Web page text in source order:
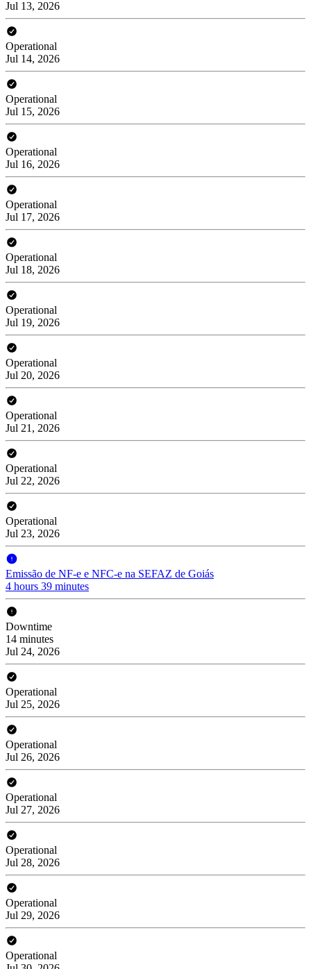
Jul 13, 2026
Operational
Jul 14, 2026
Operational
Jul 15, 2026
Operational
Jul 16, 2026
Operational
Jul 17, 2026
Operational
Jul 18, 2026
Operational
Jul 19, 2026
Operational
Jul 20, 2026
Operational
Jul 21, 2026
Operational
Jul 22, 2026
Operational
Jul 23, 2026
Emissão de NF-e e NFC-e na SEFAZ de Goiás
4 hours 39 minutes
Downtime
14 minutes
Jul 24, 2026
Operational
Jul 25, 2026
Operational
Jul 26, 2026
Operational
Jul 27, 2026
Operational
Jul 28, 2026
Operational
Jul 29, 2026
Operational